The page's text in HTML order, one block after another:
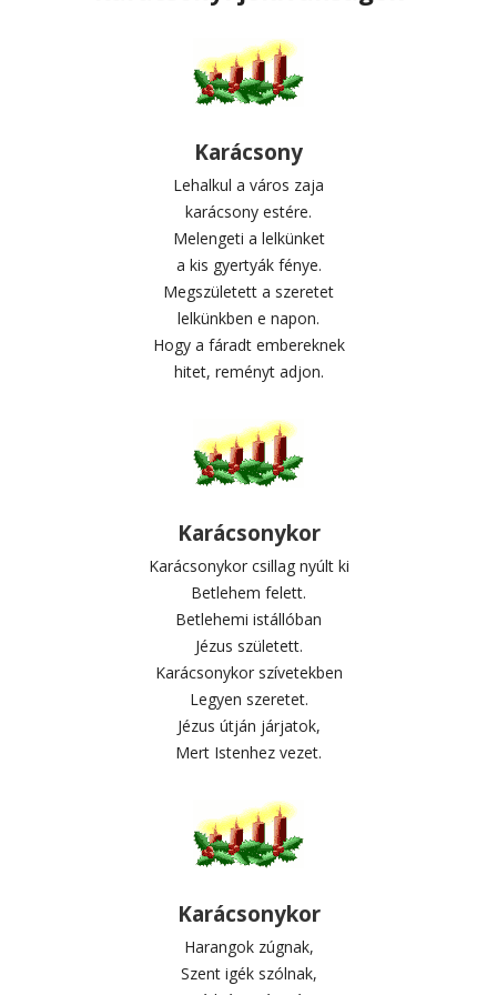
Karácsony
Lehalkul a város zaja
karácsony estére.
Melengeti a lelkünket
a kis gyertyák fénye.
Megszületett a szeretet
lelkünkben e napon.
Hogy a fáradt embereknek
hitet, reményt adjon.
Karácsonykor
Karácsonykor csillag nyúlt ki
Betlehem felett.
Betlehemi istállóban
Jézus született.
Karácsonykor szívetekben
Legyen szeretet.
Jézus útján járjatok,
Mert Istenhez vezet.
Karácsonykor
Harangok zúgnak,
Szent igék szólnak,